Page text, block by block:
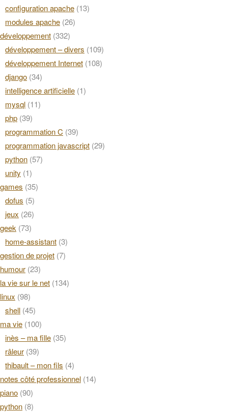
configuration apache (13)
modules apache (26)
développement (332)
développement – divers (109)
développement Internet (108)
django (34)
intelligence artificielle (1)
mysql (11)
php (39)
programmation C (39)
programmation javascript (29)
python (57)
unity (1)
games (35)
dofus (5)
jeux (26)
geek (73)
home-assistant (3)
gestion de projet (7)
humour (23)
la vie sur le net (134)
linux (98)
shell (45)
ma vie (100)
inès – ma fille (35)
râleur (39)
thibault – mon fils (4)
notes côté professionnel (14)
piano (90)
python (8)